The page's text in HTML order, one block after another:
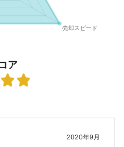
ア
2020年9月